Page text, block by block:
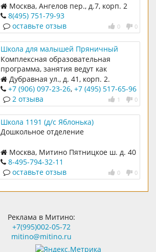
Москва, Ангелов пер., д.7, корп. 2
8(495) 751-79-93
0 0
оставьте отзыв
Школа для малышей Пряничный
домик
Комплексная образовательная
программа, занятия ведут как
воспитатели, так и
специализированные педагоги
Дубравная ул., д. 41, корп. 2.
+7 (906) 097-23-26, +7 (495) 517-65-96
1 0
2 отзыва
Школа 1191 (д/с Яблонька)
Дошкольное отделение
Москва, Митино Пятницкое ш. д. 40
к. 28-495-794-32-11
0 0
оставьте отзыв
Реклама в Митино:
+7(995)002-05-72
mitino@mitino.ru